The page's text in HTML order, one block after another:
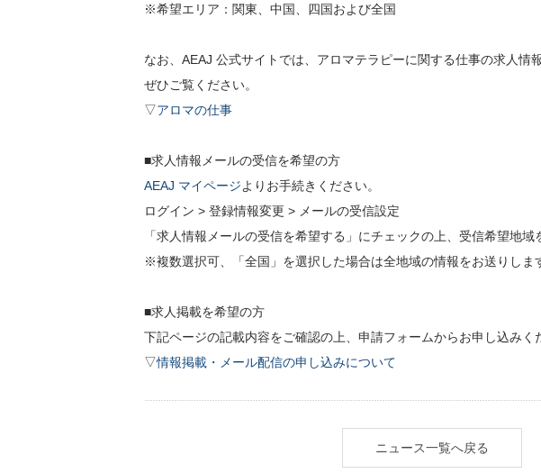
※希望エリア：関東、中国、四国および全国
なお、AEAJ 公式サイトでは、アロマテラピーに関する仕事の求人情
ぜひご覧ください。
▽アロマの仕事
■求人情報メールの受信を希望の方
AEAJ マイページよりお手続きください。
ログイン > 登録情報変更 > メールの受信設定
「求人情報メールの受信を希望する」にチェックの上、受信希望地域
※複数選択可、「全国」を選択した場合は全地域の情報をお送りしま
■求人掲載を希望の方
下記ページの記載内容をご確認の上、申請フォームからお申し込みく
▽情報掲載・メール配信の申し込みについて
ニュース一覧へ戻る